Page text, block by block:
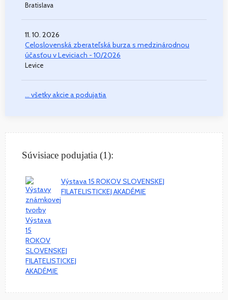
Bratislava
11. 10. 2026
Celoslovenská zberateľská burza s medzinárodnou
účasťou v Leviciach - 10/2026
Levice
... všetky akcie a podujatia
Súvisiace podujatia (1):
Výstava 15 ROKOV SLOVENSKEJ
FILATELISTICKEJ AKADÉMIE